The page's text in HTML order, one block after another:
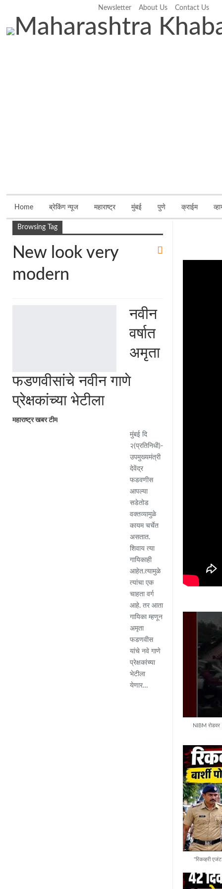
Newsletter About Us Contact Us
Home ब्रेकिंग न्यूज महाराष्ट्र मुंबई पुणे क्राईम
Browsing Tag
New look very
modern
नवीन
वर्षात
अमृता
फडणवीसांचे नवीन गाणे
प्रेक्षकांच्या भेटीला
महाराष्ट्र खबर टीम
मुंबई दि
२(प्रतिनिधी)-
उपमुख्यमंत्री
देवेंद्र
फडवणीस
आपल्या
सडेतोड
वक्तव्यामुळे
कायम चर्चेत
असतात.
शिवाय त्या
गायिकाही
आहेत.त्यामुळे
त्यांचा एक
चाहता वर्ग
आहे. तर आता
गायिका म्हणून
अमृता
फडणवीस
यांचे नवे गाणे
प्रेक्षकांच्या
भेटीला
येणार…
NIBM रोडवर
"रिकव्हरी